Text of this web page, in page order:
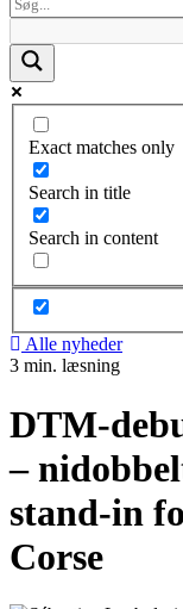
Exact matches only
Search in title
Search in content
Alle nyheder
3 min. læsning
DTM-
–
stand-in
Corse